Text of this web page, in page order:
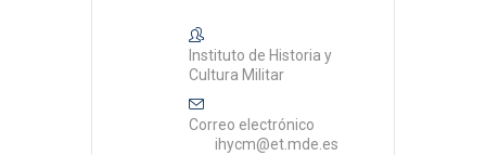
Instituto de Historia y
Cultura Militar
Correo electrónico
ihycm@et.mde.es